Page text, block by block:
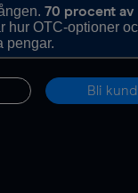
70 procent av
hur OTC-optioner
pengar.
Bli kund